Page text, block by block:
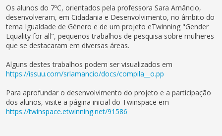
Os alunos do 7ºC, orientados pela professora Sara Amâncio,
desenvolveram, em Cidadania e Desenvolvimento, no âmbito do
tema Igualdade de Género e de um projeto eTwinning "Gender
Equality for all", pequenos trabalhos de pesquisa sobre mulheres
que se destacaram em diversas áreas.
Alguns destes trabalhos podem ser visualizados em
https://issuu.com/srlamancio/docs/compila__o.pp
Para aprofundar o desenvolvimento do projeto e a participação
dos alunos, visite a página inicial do Twinspace em
https://twinspace.etwinning.net/91586